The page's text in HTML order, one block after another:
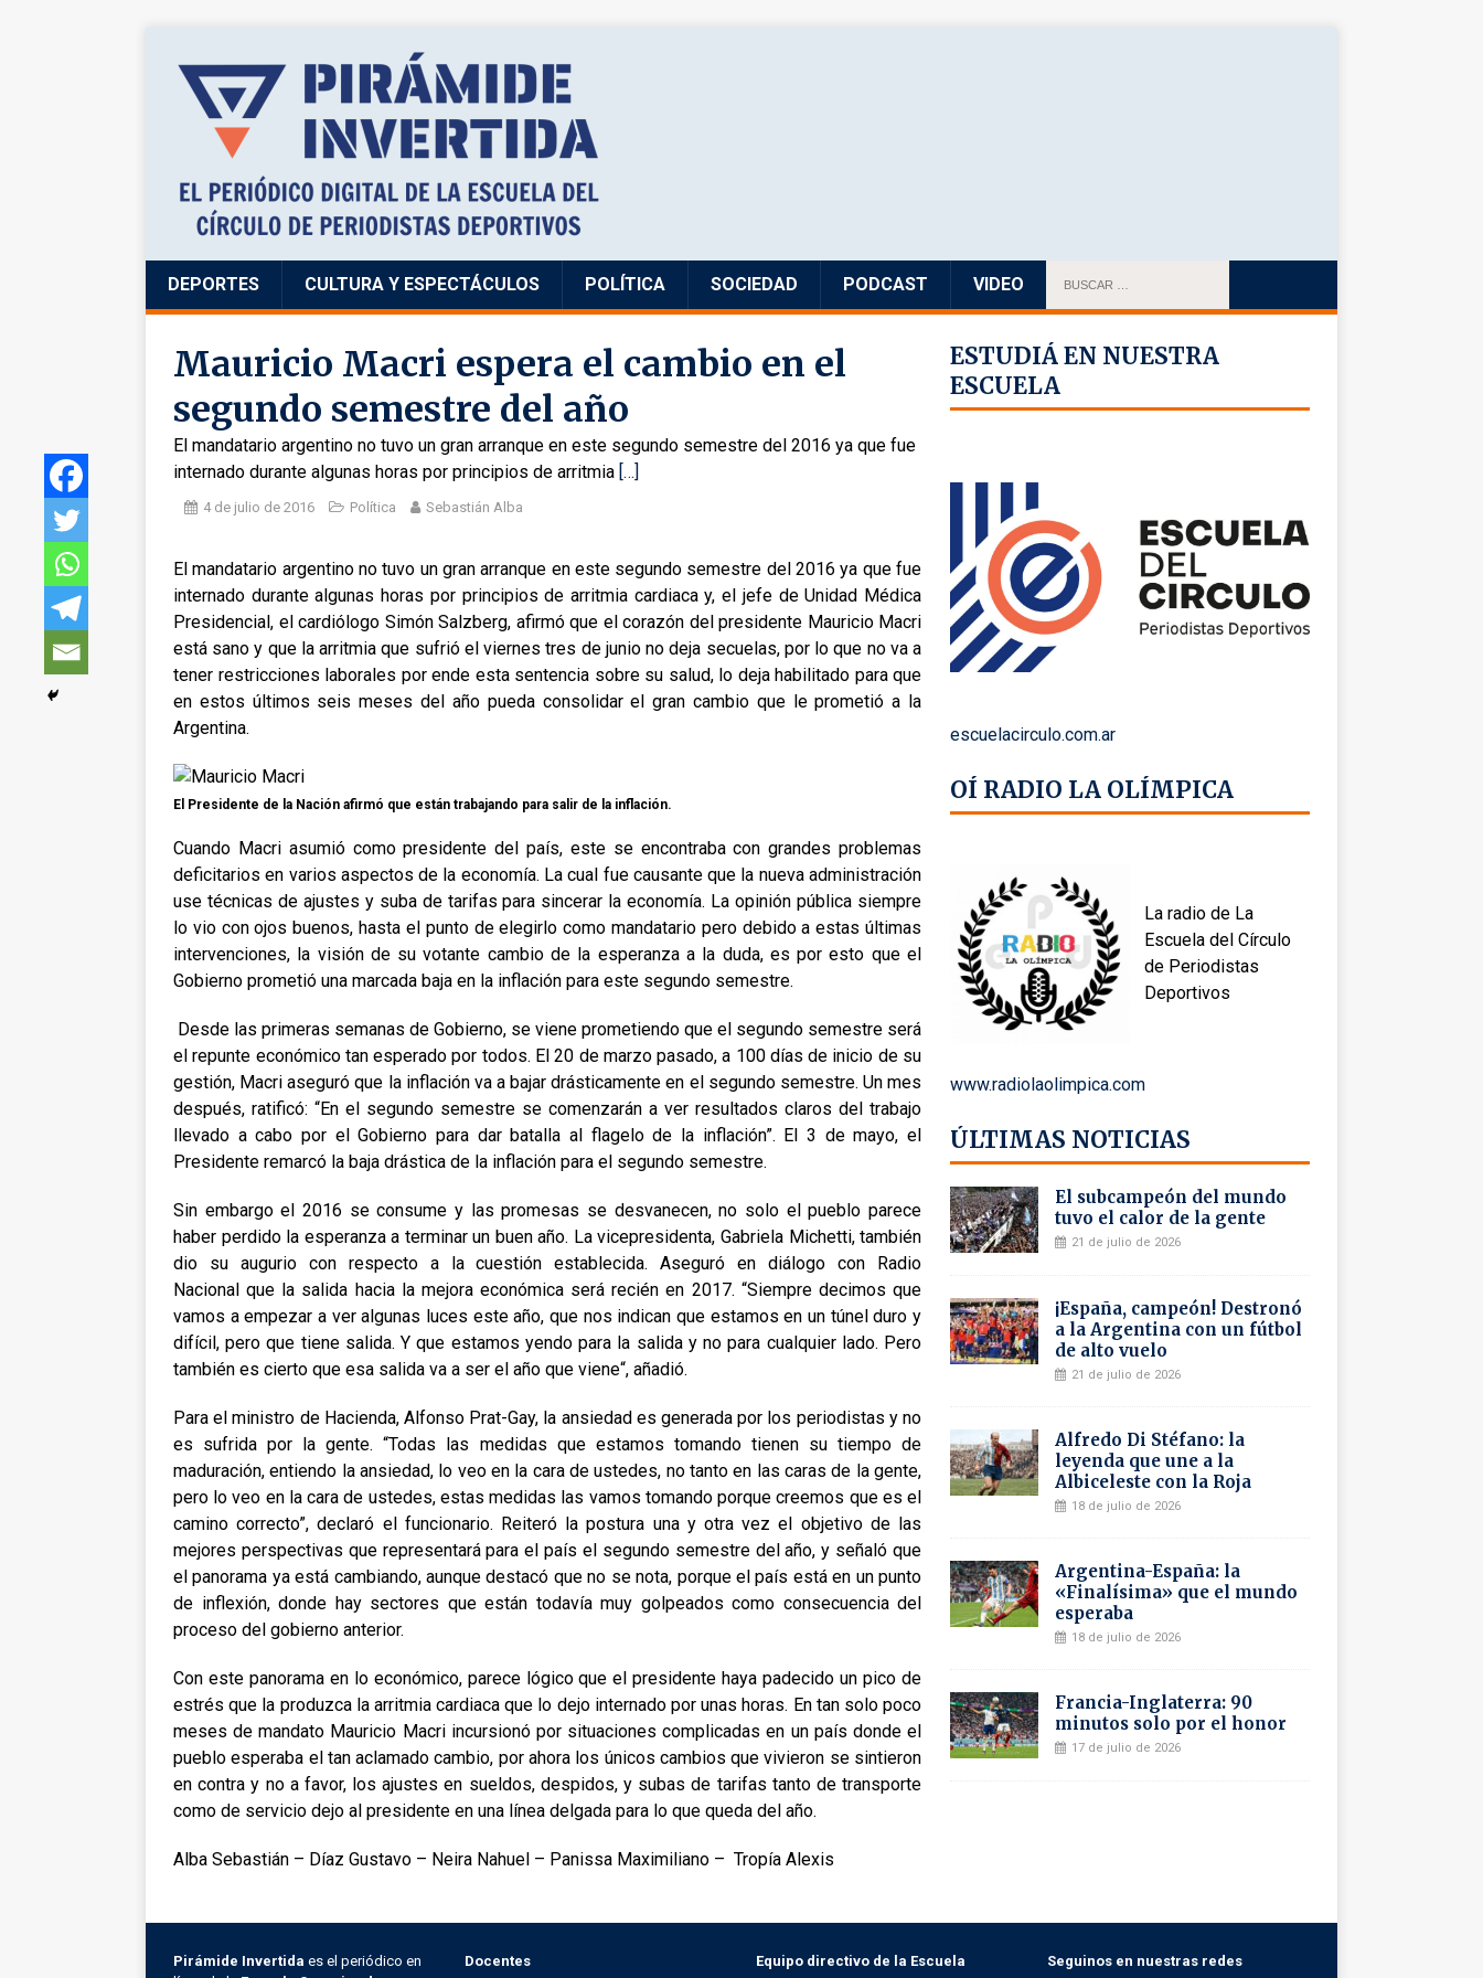
DEPORTES CULTURA Y ESPECTÁCULOS POLÍTICA SOCIEDAD PODCAST VIDEO
Mauricio Macri espera el cambio en el
segundo semestre del año
El mandatario argentino no tuvo un gran arranque en este segundo semestre del 2016 ya que fue
internado durante algunas horas por principios de arritmia […]
4 de julio de 2016 Política Sebastián Alba
El mandatario argentino no tuvo un gran arranque en este segundo semestre del 2016 ya que fue
internado durante algunas horas por principios de arritmia cardiaca y, el jefe de Unidad Médica
Presidencial, el cardiólogo Simón Salzberg, afirmó que el corazón del presidente Mauricio Macri
está sano y que la arritmia que sufrió el viernes tres de junio no deja secuelas, por lo que no va a
tener restricciones laborales por ende esta sentencia sobre su salud, lo deja habilitado para que
en estos últimos seis meses del año pueda consolidar el gran cambio que le prometió a la
Argentina.
El Presidente de la Nación afirmó que están trabajando para salir de la inflación.
Cuando Macri asumió como presidente del país, este se encontraba con grandes problemas
deficitarios en varios aspectos de la economía. La cual fue causante que la nueva administración
use técnicas de ajustes y suba de tarifas para sincerar la economía. La opinión pública siempre
lo vio con ojos buenos, hasta el punto de elegirlo como mandatario pero debido a estas últimas
intervenciones, la visión de su votante cambio de la esperanza a la duda, es por esto que el
Gobierno prometió una marcada baja en la inflación para este segundo semestre.
Desde las primeras semanas de Gobierno, se viene prometiendo que el segundo semestre será
el repunte económico tan esperado por todos. El 20 de marzo pasado, a 100 días de inicio de su
gestión, Macri aseguró que la inflación va a bajar drásticamente en el segundo semestre. Un mes
después, ratificó: “En el segundo semestre se comenzarán a ver resultados claros del trabajo
llevado a cabo por el Gobierno para dar batalla al flagelo de la inflación”. El 3 de mayo, el
Presidente remarcó la baja drástica de la inflación para el segundo semestre.
Sin embargo el 2016 se consume y las promesas se desvanecen, no solo el pueblo parece
haber perdido la esperanza a terminar un buen año. La vicepresidenta, Gabriela Michetti, también
dio su augurio con respecto a la cuestión establecida. Aseguró en diálogo con Radio
Nacional que la salida hacia la mejora económica será recién en 2017. “Siempre decimos que
vamos a empezar a ver algunas luces este año, que nos indican que estamos en un túnel duro y
difícil, pero que tiene salida. Y que estamos yendo para la salida y no para cualquier lado. Pero
también es cierto que esa salida va a ser el año que viene“, añadió.
Para el ministro de Hacienda, Alfonso Prat-Gay, la ansiedad es generada por los periodistas y no
es sufrida por la gente. “Todas las medidas que estamos tomando tienen su tiempo de
maduración, entiendo la ansiedad, lo veo en la cara de ustedes, no tanto en las caras de la gente,
pero lo veo en la cara de ustedes, estas medidas las vamos tomando porque creemos que es el
camino correcto”, declaró el funcionario. Reiteró la postura una y otra vez el objetivo de las
mejores perspectivas que representará para el país el segundo semestre del año, y señaló que
el panorama ya está cambiando, aunque destacó que no se nota, porque el país está en un punto
de inflexión, donde hay sectores que están todavía muy golpeados como consecuencia del
proceso del gobierno anterior.
Con este panorama en lo económico, parece lógico que el presidente haya padecido un pico de
estrés que la produzca la arritmia cardiaca que lo dejo internado por unas horas. En tan solo poco
meses de mandato Mauricio Macri incursionó por situaciones complicadas en un país donde el
pueblo esperaba el tan aclamado cambio, por ahora los únicos cambios que vivieron se sintieron
en contra y no a favor, los ajustes en sueldos, despidos, y subas de tarifas tanto de transporte
como de servicio dejo al presidente en una línea delgada para lo que queda del año.
Alba Sebastián – Díaz Gustavo – Neira Nahuel – Panissa Maximiliano – Tropía Alexis
ESTUDIÁ EN NUESTRA
ESCUELA
escuelacirculo.com.ar
OÍ RADIO LA OLÍMPICA
La radio de La
Escuela del Círculo
de Periodistas
Deportivos
www.radiolaolimpica.com
ÚLTIMAS NOTICIAS
El subcampeón del mundo
tuvo el calor de la gente
21 de julio de 2026
¡España, campeón! Destronó
a la Argentina con un fútbol
de alto vuelo
21 de julio de 2026
Alfredo Di Stéfano: la
leyenda que une a la
Albiceleste con la Roja
18 de julio de 2026
Argentina-España: la
«Finalísima» que el mundo
esperaba
18 de julio de 2026
Francia-Inglaterra: 90
minutos solo por el honor
17 de julio de 2026
Pirámide Invertida es el periódico en
Docentes Equipo directivo de la Escuela Seguinos en nuestras redes